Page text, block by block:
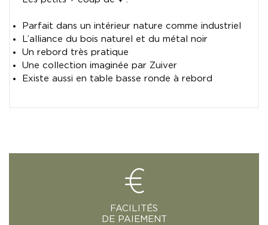
Parfait dans un intérieur nature comme industriel
L’alliance du bois naturel et du métal noir
Un rebord très pratique
Une collection imaginée par Zuiver
Existe aussi en table basse ronde à rebord
FACILITÉS
DE PAIEMENT